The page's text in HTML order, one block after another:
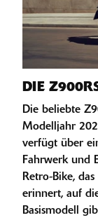
DIE
Die beliebte
Modelljahr
verfügt über
Fahrwerk und
Retro-Bike,
erinnert, auf
Basismodell